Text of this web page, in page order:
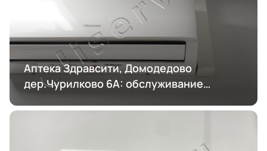
Аптека Здравсити, Домодедово
дер.Чурилково 6А: обслуживание